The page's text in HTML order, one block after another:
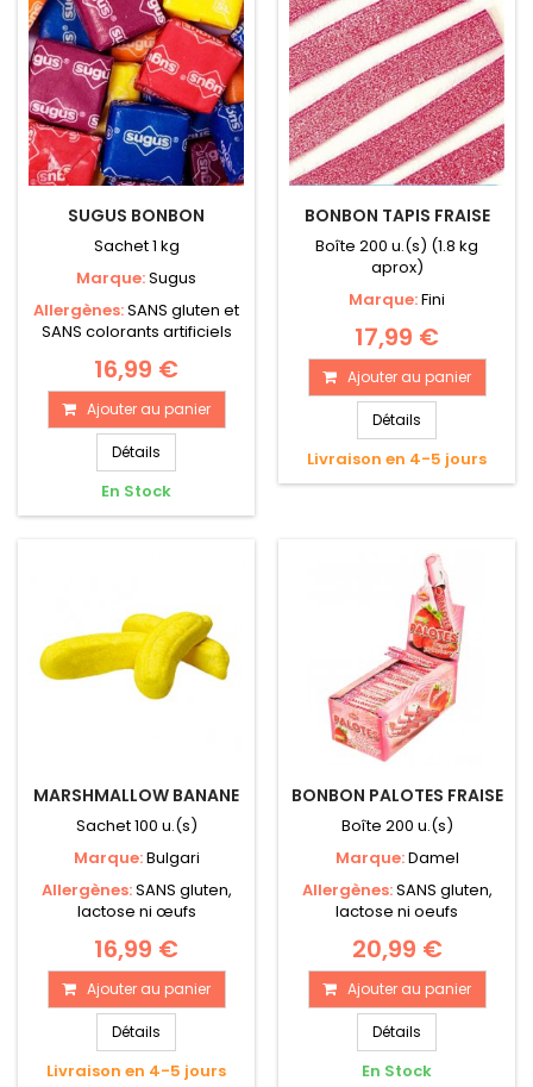
SUGUS BONBON
Sachet 1 kg
Marque:Sugus
Allergènes:SANS gluten et
SANS colorants artificiels
16,99 €
Ajouter au panier
Détails
En Stock
BONBON TAPIS FRAISE
Boîte 200 u.(s) (1.8 kg
aprox)
Marque:Fini
17,99 €
Ajouter au panier
Détails
Livraison en 4-5 jours
MARSHMALLOW BANANE
Sachet 100 u.(s)
Marque:Bulgari
Allergènes:SANS gluten,
lactose ni œufs
16,99 €
Ajouter au panier
Détails
Livraison en 4-5 jours
BONBON PALOTES FRAISE
Boîte 200 u.(s)
Marque:Damel
Allergènes:SANS gluten,
lactose ni oeufs
20,99 €
Ajouter au panier
Détails
En Stock